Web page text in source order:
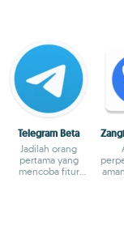
Telegram Beta
Jadilah orang
pertama yang
mencoba fitur